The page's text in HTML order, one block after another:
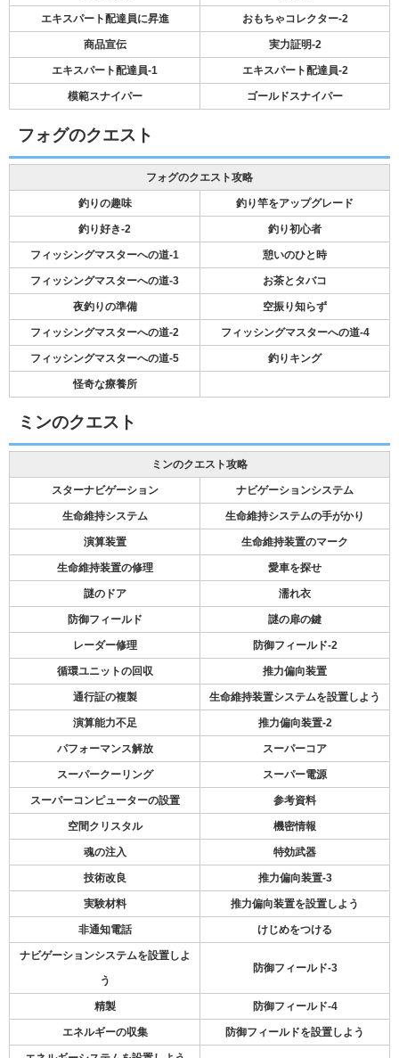
エキスパート配達員に昇進 おもちゃコレクター-2
商品宣伝 実力証明-2
エキスパート配達員-1 エキスパート配達員-2
模範スナイパー ゴールドスナイパー
フォグのクエスト
フォグのクエスト攻略
釣りの趣味 釣り竿をアップグレード
釣り好き-2 釣り初心者
フィッシングマスターへの道-1 憩いのひと時
フィッシングマスターへの道-3 お茶とタバコ
夜釣りの準備 空振り知らず
フィッシングマスターへの道-2 フィッシングマスターへの道-4
フィッシングマスターへの道-5 釣りキング
怪奇な療養所
ミンのクエスト
ミンのクエスト攻略
スターナビゲーション ナビゲーションシステム
生命維持システム 生命維持システムの手がかり
演算装置 生命維持装置のマーク
生命維持装置の修理 愛車を探せ
謎のドア 濡れ衣
防御フィールド 謎の扉の鍵
レーダー修理 防御フィールド-2
循環ユニットの回収 推力偏向装置
通行証の複製 生命維持装置システムを設置しよう
演算能力不足 推力偏向装置-2
パフォーマンス解放 スーパーコア
スーパークーリング スーパー電源
スーパーコンピューターの設置 参考資料
空間クリスタル 機密情報
魂の注入 特効武器
技術改良 推力偏向装置-3
実験材料 推力偏向装置を設置しよう
非通知電話 けじめをつける
ナビゲーションシステムを設置しよ
う
防御フィールド-3
精製 防御フィールド-4
エネルギーの収集 防御フィールドを設置しよう